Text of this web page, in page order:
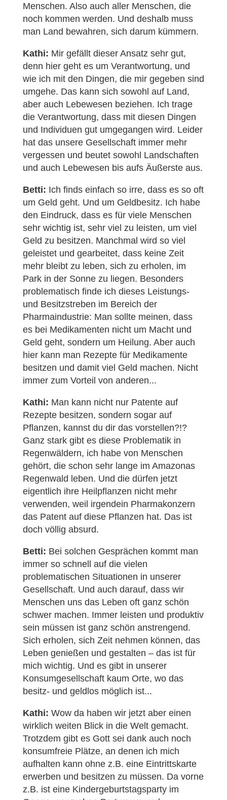
Menschen. Also auch aller Menschen, die
noch kommen werden. Und deshalb muss
man Land bewahren, sich darum kümmern.
Kathi: Mir gefällt dieser Ansatz sehr gut,
denn hier geht es um Verantwortung, und
wie ich mit den Dingen, die mir gegeben sind
umgehe. Das kann sich sowohl auf Land,
aber auch Lebewesen beziehen. Ich trage
die Verantwortung, dass mit diesen Dingen
und Individuen gut umgegangen wird. Leider
hat das unsere Gesellschaft immer mehr
vergessen und beutet sowohl Landschaften
und auch Lebewesen bis aufs Äußerste aus.
Betti: Ich finds einfach so irre, dass es so oft
um Geld geht. Und um Geldbesitz. Ich habe
den Eindruck, dass es für viele Menschen
sehr wichtig ist, sehr viel zu leisten, um viel
Geld zu besitzen. Manchmal wird so viel
geleistet und gearbeitet, dass keine Zeit
mehr bleibt zu leben, sich zu erholen, im
Park in der Sonne zu liegen. Besonders
problematisch finde ich dieses Leistungs-
und Besitzstreben im Bereich der
Pharmaindustrie: Man sollte meinen, dass
es bei Medikamenten nicht um Macht und
Geld geht, sondern um Heilung. Aber auch
hier kann man Rezepte für Medikamente
besitzen und damit viel Geld machen. Nicht
immer zum Vorteil von anderen...
Kathi: Man kann nicht nur Patente auf
Rezepte besitzen, sondern sogar auf
Pflanzen, kannst du dir das vorstellen?!?
Ganz stark gibt es diese Problematik in
Regenwäldern, ich habe von Menschen
gehört, die schon sehr lange im Amazonas
Regenwald leben. Und die dürfen jetzt
eigentlich ihre Heilpflanzen nicht mehr
verwenden, weil irgendein Pharmakonzern
das Patent auf diese Pflanzen hat. Das ist
doch völlig absurd.
Betti: Bei solchen Gesprächen kommt man
immer so schnell auf die vielen
problematischen Situationen in unserer
Gesellschaft. Und auch darauf, dass wir
Menschen uns das Leben oft ganz schön
schwer machen. Immer leisten und produktiv
sein müssen ist ganz schön anstrengend.
Sich erholen, sich Zeit nehmen können, das
Leben genießen und gestalten – das ist für
mich wichtig. Und es gibt in unserer
Konsumgesellschaft kaum Orte, wo das
besitz- und geldlos möglich ist...
Kathi: Wow da haben wir jetzt aber einen
wirklich weiten Blick in die Welt gemacht.
Trotzdem gibt es Gott sei dank auch noch
konsumfreie Plätze, an denen ich mich
aufhalten kann ohne z.B. eine Eintrittskarte
erwerben und besitzen zu müssen. Da vorne
z.B. ist eine Kindergeburtstagsparty im